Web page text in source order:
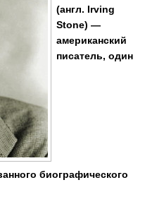
(англ. Irving
Stone) —
американский
писатель, один
биографического